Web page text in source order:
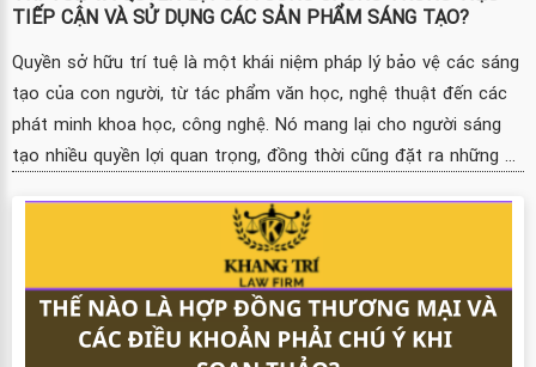
TIẾP CẬN VÀ SỬ DỤNG CÁC SẢN PHẨM SÁNG TẠO?
Quyền sở hữu trí tuệ là một khái niệm pháp lý bảo vệ các sáng
tạo của con người, từ tác phẩm văn học, nghệ thuật đến các
phát minh khoa học, công nghệ. Nó mang lại cho người sáng
tạo nhiều quyền lợi quan trọng, đồng thời cũng đặt ra những ...